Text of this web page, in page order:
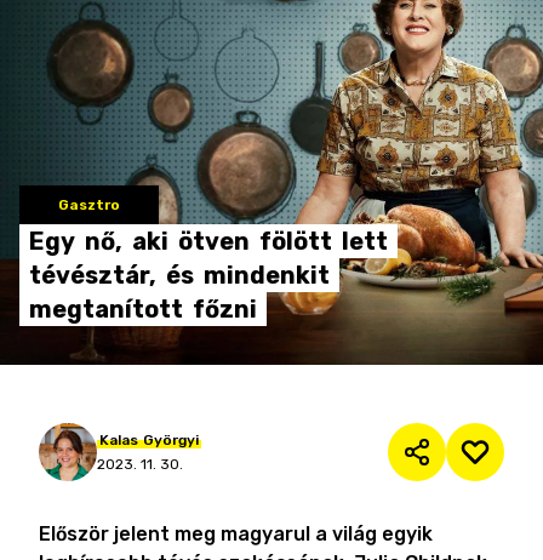
Gasztro
Egy nő, aki ötven fölött lett
tévésztár, és mindenkit
megtanított főzni
Kalas Györgyi
2023. 11. 30.
Először jelent meg magyarul a világ egyik